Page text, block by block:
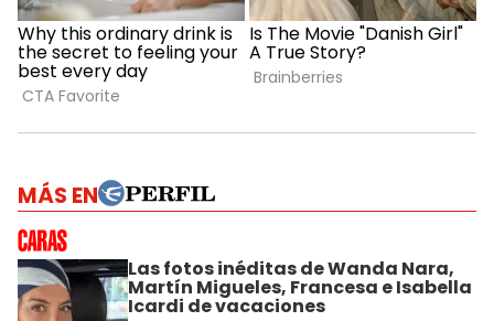
MÁS EN
Las fotos inéditas de Wanda Nara,
Martín Migueles, Francesa e Isabella
Icardi de vacaciones